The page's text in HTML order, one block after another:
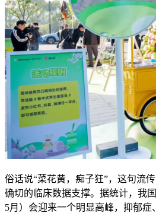
俗话说“菜花黄，痴子狂”，这句流
确切的临床数据支撑。据统计，我
5月）会迎来一个明显高峰，抑郁